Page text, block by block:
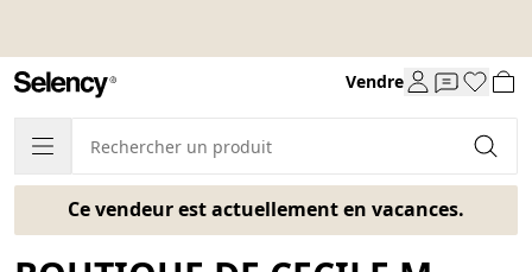
Vendre
Ce vendeur est actuellement en vacances.